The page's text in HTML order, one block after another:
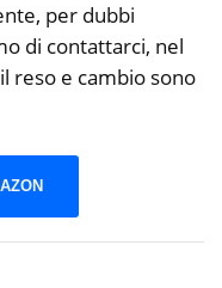
per dubbi
di contattarci, nel
reso e cambio sono